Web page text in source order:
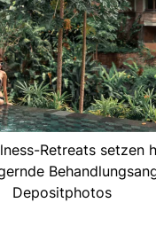
Retreats setzen
Depositphotos